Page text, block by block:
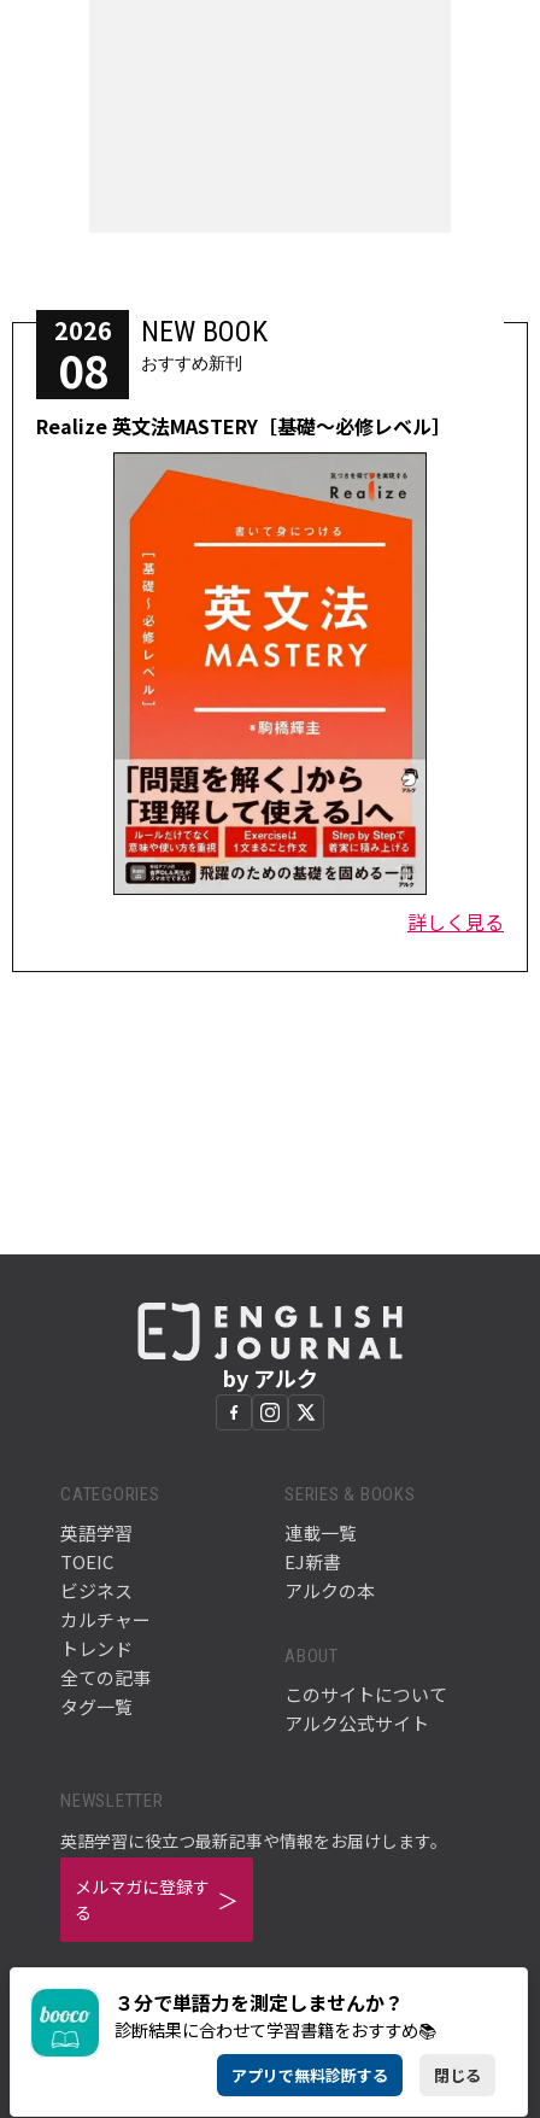
2026
08
NEW BOOK
おすすめ新刊
Realize 英文法MASTERY［基礎～必修レベル］
詳しく見る
３分で単語力を測定しませんか？
診断結果に合わせて学習書籍をおすすめ📚
アプリで無料診断する 閉じる
by アルク
CATEGORIES
英語学習
TOEIC
ビジネス
カルチャー
トレンド
全ての記事
タグ一覧
SERIES & BOOKS
連載一覧
EJ新書
アルクの本
ABOUT
このサイトについて
アルク公式サイト
NEWSLETTER
英語学習に役立つ最新記事や情報をお届けします。
メルマガに登録す
る
ご利用規約
プライバシーポリシー